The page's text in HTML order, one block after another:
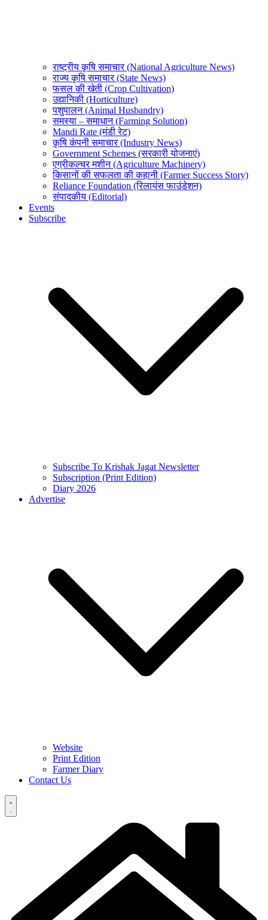
राष्ट्रीय कृषि समाचार (National Agriculture News)
राज्य कृषि समाचार (State News)
फसल की खेती (Crop Cultivation)
उद्यानिकी (Horticulture)
पशुपालन (Animal Husbandry)
समस्या – समाधान (Farming Solution)
Mandi Rate (मंडी रेट)
कृषि कंपनी समाचार (Industry News)
Government Schemes (सरकारी योजनाएं)
एग्रीकल्चर मशीन (Agriculture Machinery)
किसानों की सफलता की कहानी (Farmer Success Story)
Reliance Foundation (रिलायंस फाउंडेशन)
संपादकीय (Editorial)
Events
Subscribe
Subscribe To Krishak Jagat Newsletter
Subscription (Print Edition)
Diary 2026
Advertise
Website
Print Edition
Farmer Diary
Contact Us